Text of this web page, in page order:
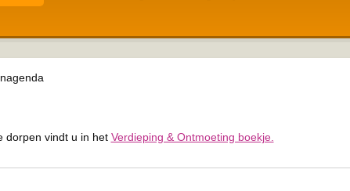
dorpen vindt u in het Verdieping & Ontmoeting boekje.